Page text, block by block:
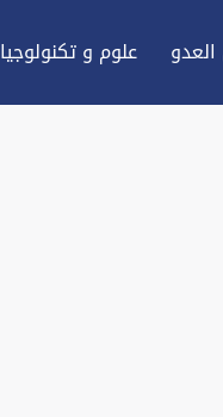
علوم و تكنولوجيا